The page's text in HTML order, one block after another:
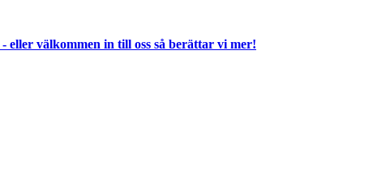
- eller välkommen in till oss så berättar vi mer!